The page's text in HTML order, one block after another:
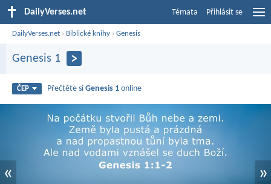
DailyVerses.net Témata Přihlásit se
DailyVerses.net › Biblické knihy ›Genesis
Genesis 1
ČEP Přečtěte siGenesis 1 online
« »